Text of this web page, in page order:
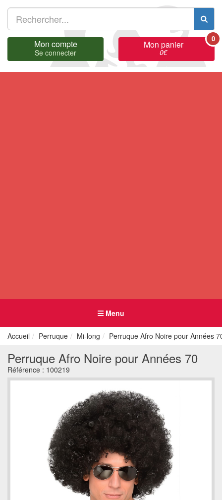
Mon compte
Se connecter
Mon panier
0€
0
Menu
Accueil Perruque Mi-long Perruque Afro Noire pour Années
Perruque Afro Noire pour Années 70
Référence : 100219